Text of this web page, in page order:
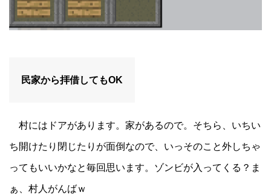
民家から拝借してもOK
村にはドアがあります。家があるので。そちら、いちい
ち開けたり閉じたりが面倒なので、いっそのこと外しちゃ
ってもいいかなと毎回思います。ゾンビが入ってくる？ま
ぁ、村人がんばｗ